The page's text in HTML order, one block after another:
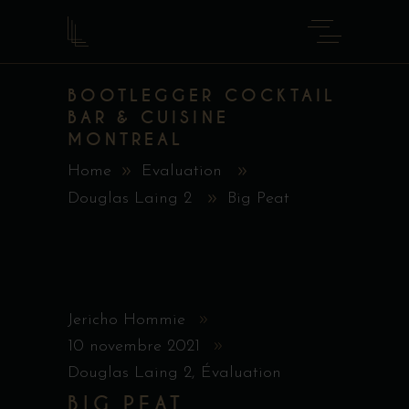
BOOTLEGGER COCKTAIL
BAR & CUISINE
MONTREAL
Home
Evaluation
Douglas Laing 2
Big Peat
Jericho Hommie
10 novembre 2021
Douglas Laing 2, Évaluation